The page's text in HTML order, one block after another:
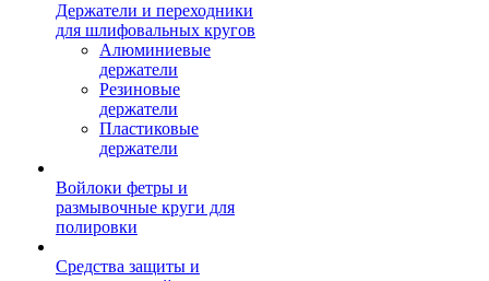
Держатели и переходники
для шлифовальных кругов
Алюминиевые
держатели
Резиновые
держатели
Пластиковые
держатели
Войлоки фетры и
размывочные круги для
полировки
Средства защиты и